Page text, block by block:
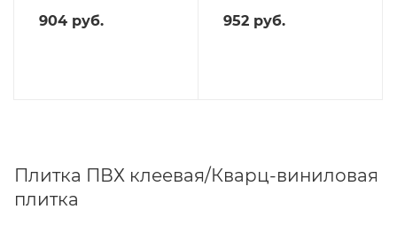
904 руб. 952 руб.
Плитка ПВХ клеевая/Кварц-виниловая
плитка